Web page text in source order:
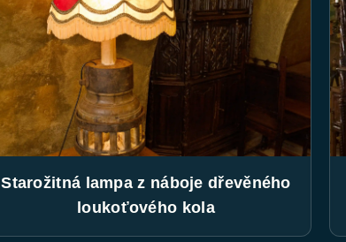
Starožitná lampa z náboje dřevěného
loukoťového kola